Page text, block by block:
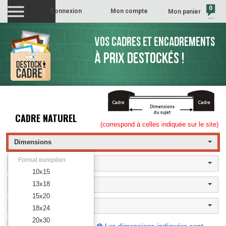
Mon panier 0
Mon compte
Connexion
VOS CADRES ET ENCADREMENTS
À PRIX DESTOCKÉS !
CADRE NATUREL (correspond à celles indiquée sur le site)
Dimensions
Format européen
10x15
13x18
15x20
18x24
20x30
Naturel
Matière